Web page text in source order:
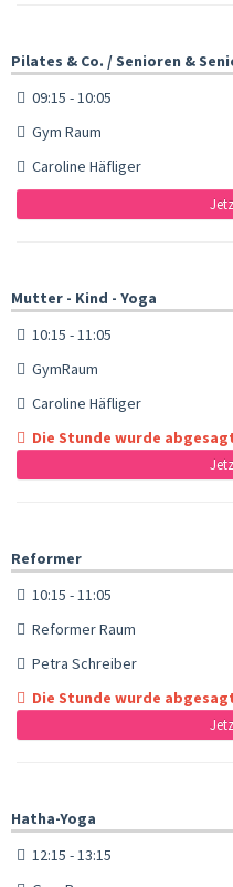
Pilates & Co. / Senioren &
09:15 - 10:05
Gym Raum
Caroline Häfliger
Mutter - Kind - Yoga
10:15 - 11:05
GymRaum
Caroline Häfliger
Die Stunde wurde
Reformer
10:15 - 11:05
Reformer Raum
Petra Schreiber
Die Stunde wurde
Hatha-Yoga
12:15 - 13:15